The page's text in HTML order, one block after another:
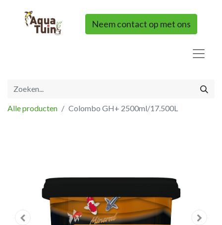
Neem contact op met ons
Alle producten Colombo GH+ 2500ml/17.500L